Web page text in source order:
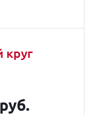
круг